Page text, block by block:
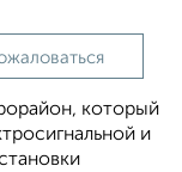
который
и